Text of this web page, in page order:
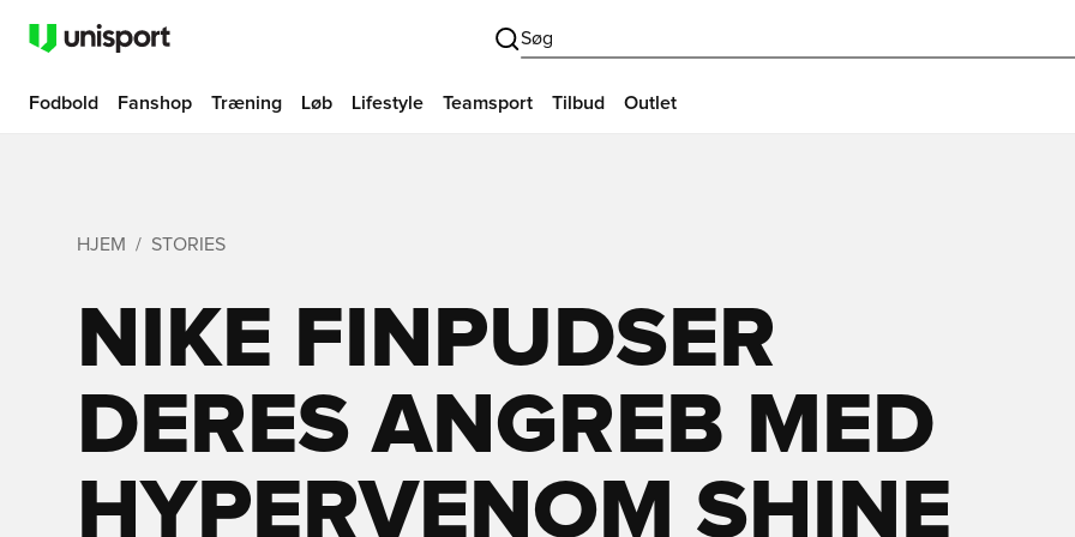
Søg
Fodbold Fanshop Træning Løb Lifestyle Teamsport Tilbud Outlet
HJEM STORIES
NIKE FINPUDSER
DERES ANGREB MED
HYPERVENOM SHINE